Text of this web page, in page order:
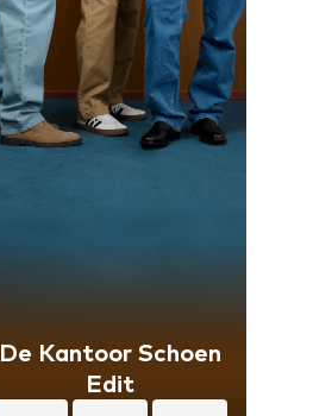
De Kantoor Schoen
Edit